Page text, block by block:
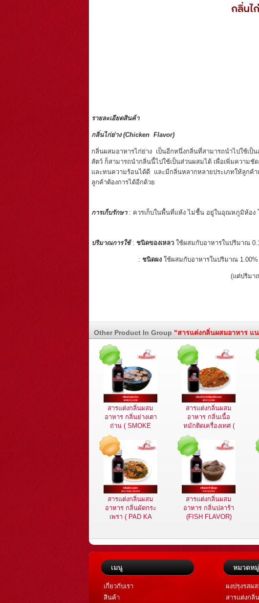
รายละเอียดสินค้า
กลิ่นไก่ย่าง(Chicken Flavor)
กลิ่นผสมอาหารไก่ย่าง เป็นอีกหนึ่งกลิ่นที่สามารถนำไปใช้เ
สัตว์ ก็สามารถนำกลิ่นนี้ไปใช้เป็นส่วนผสมได้ เพื่อเพิ่มความ
และทนความร้อนได้ดี และมีกลิ่นหลากหลายประเภทให้ลูกค้า
ลูกค้าต้องการได้อีกด้วย
การเก็บรักษา : ควรเก็บในพื้นที่แห้ง ไม่ชื้น อยู่ในอุณหภูมิห้อ
ปริมาณการใช้: ชนิดของเหลว ใช้ผสมกับอาหารในปริมาณ
: ชนิดผง ใช้ผสมกับอาหารในปริมาณ
(แต่ปริมา
Other Product In Group "สารแต่งกลิ่นผสมอาหาร แ
สารแต่งกลิ่นผสม
อาหาร กลิ่นย่างเตา
ถ่าน ( SMOKE
สารแต่งกลิ่นผสม
อาหาร กลิ่นเนื้อ
หมักติดเครื่องเทศ (
BEEF FLAVOR )
สารแต่งกลิ่นผสม
อาหาร กลิ่นผัดกระ
เพรา ( PAD KA
สารแต่งกลิ่นผสม
อาหาร กลิ่นปลาร้า
(FISH FLAVOR)
เมนู
เกี่ยวกับเรา
สินค้า
หมวดห
ผงปรุงรสผ
สารแต่งกลิ่